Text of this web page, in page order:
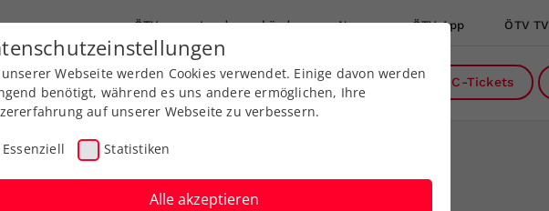
ÖTV Landesverbände News ÖTV App ÖTV TV
Ausbildung Services Über uns DC-Tickets
Webseite werden Cookies verwendet. Einige davon werden
benötigt, während es uns andere ermöglichen, Ihre
auf unserer Webseite zu verbessern.
Essenziell Statistiken
Alle akzeptieren